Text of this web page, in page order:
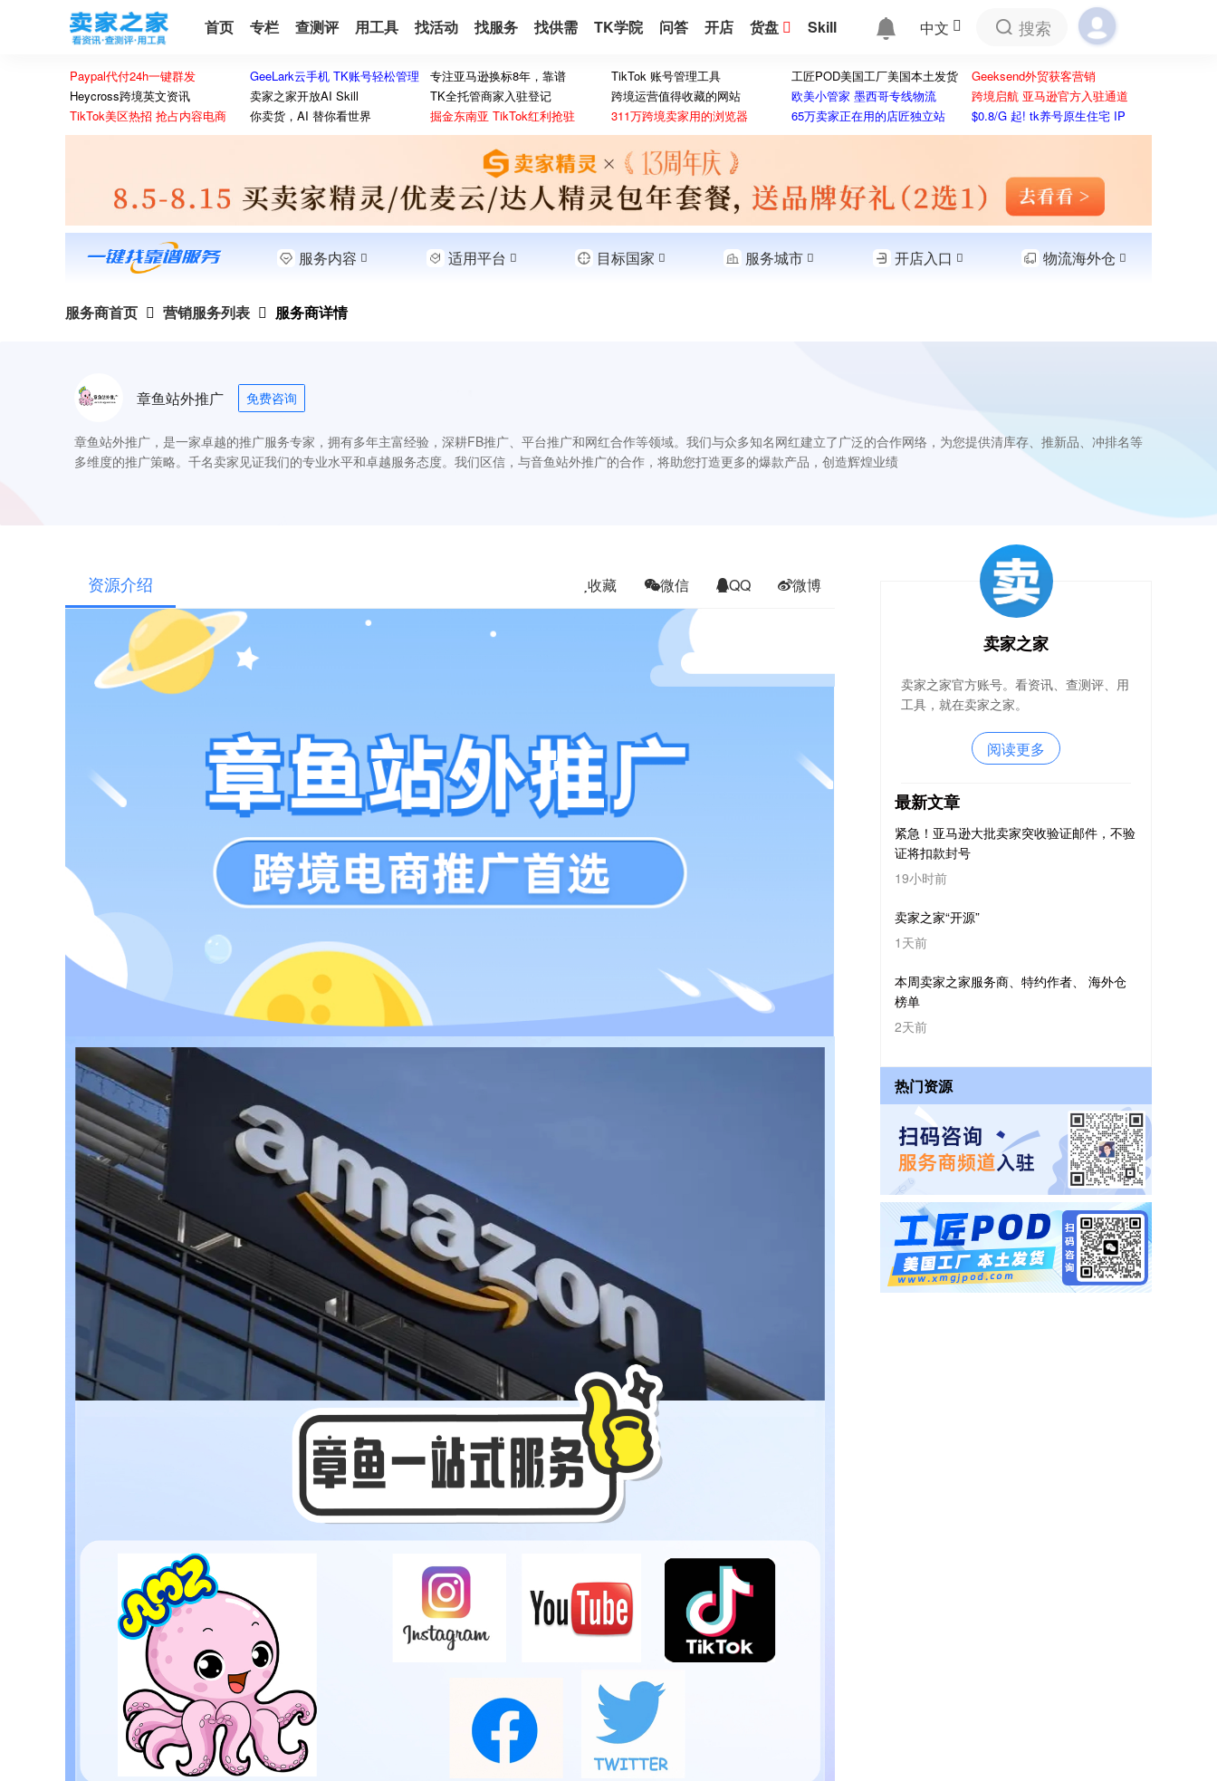
首页 专栏 查测评 用工具 找活动 找服务 找供需 TK学院 问答 开店 货盘 Skill 中文 搜索
Paypal代付24h一键群发 GeeLark云手机 TK账号轻松管理 专注亚马逊换标8年，靠谱 TikTok 账号管理工具 工匠POD美国工厂美国本土发货
Geeksend外贸获客营销
Heycross跨境英文资讯
卖家之家开放AI Skill TK全托管商家入驻登记 跨境运营值得收藏的网站 欧美小管家 墨西哥专线物流
跨境启航 亚马逊官方入驻通道
TikTok美区热招 抢占内容电商
你卖货，AI 替你看世界 掘金东南亚 TikTok红利抢驻 311万跨境卖家用的浏览器 65万卖家正在用的店匠独立站 $0.8/G 起! tk养号原生住宅 IP
服务内容 适用平台 目标国家 服务城市 开店入口 物流海外仓
服务商首页 营销服务列表 服务商详情
章鱼站外推广 免费咨询
章鱼站外推广，是一家卓越的推广服务专家，拥有多年主富经验，深耕FB推广、平台推广和网红合作等领域。我们与众多知名网红建立了广泛的合作网络，为您提供清库存、推新品、冲排名等
多维度的推广策略。千名卖家见证我们的专业水平和卓越服务态度。我们区信，与音鱼站外推广的合作，将助您打造更多的爆款产品，创造辉煌业绩
资源介绍 收藏 微信 QQ 微博
卖家之家
卖家之家官方账号。看资讯、查测评、用
工具，就在卖家之家。
阅读更多
最新文章
紧急！亚马逊大批卖家突收验证邮件，不验
证将扣款封号
19小时前
卖家之家“开源”
1天前
本周卖家之家服务商、特约作者、 海外仓
榜单
2天前
热门资源